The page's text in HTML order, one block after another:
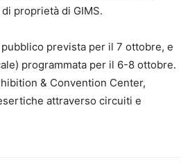
proprietà di GIMS.
prevista per il 7 ottobre, e
programmata per il 6-8 ottobre.
& Convention Center,
attraverso circuiti e